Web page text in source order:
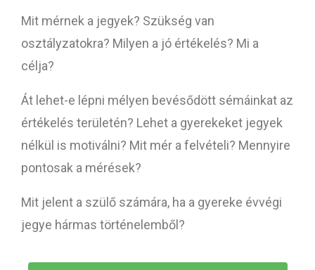
Mit mérnek a jegyek? Szükség van
osztályzatokra? Milyen a jó értékelés? Mi a
célja?
Át lehet-e lépni mélyen bevésődött sémáinkat az
értékelés területén? Lehet a gyerekeket jegyek
nélkül is motiválni? Mit mér a felvételi? Mennyire
pontosak a mérések?
Mit jelent a szülő számára, ha a gyereke évvégi
jegye hármas történelemből?